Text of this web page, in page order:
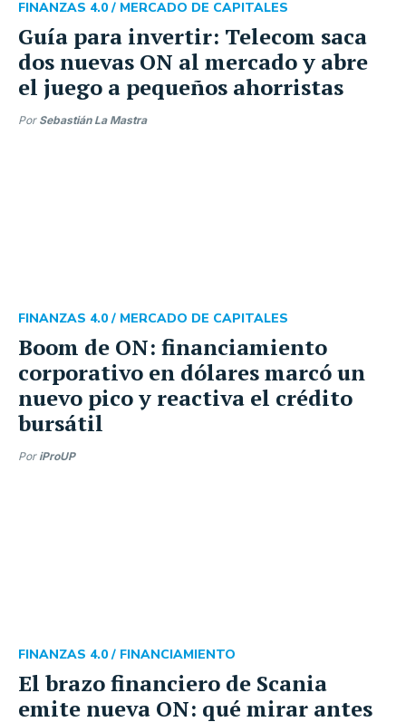
Guía para invertir: Telecom saca
dos nuevas ON al mercado y abre
el juego a pequeños ahorristas
FINANZAS 4.0 / MERCADO DE CAPITALES
Por Sebastián La Mastra
Boom de ON: financiamiento
corporativo en dólares marcó un
nuevo pico y reactiva el crédito
bursátil
FINANZAS 4.0 / MERCADO DE CAPITALES
Por iProUP
El brazo financiero de Scania
emite nueva ON: qué mirar antes
FINANZAS 4.0 / FINANCIAMIENTO